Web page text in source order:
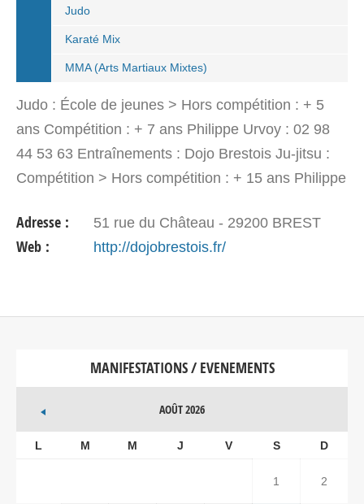
Judo
Karaté Mix
MMA (Arts Martiaux Mixtes)
Judo : École de jeunes > Hors compétition : + 5
ans Compétition : + 7 ans Philippe Urvoy : 02 98
44 53 63 Entraînements : Dojo Brestois Ju-jitsu :
Compétition > Hors compétition : + 15 ans Philippe
Adresse : 51 rue du Château - 29200 BREST
Web : http://dojobrestois.fr/
MANIFESTATIONS / EVENEMENTS
AOÛT 2026
L M M J V S D
1 2